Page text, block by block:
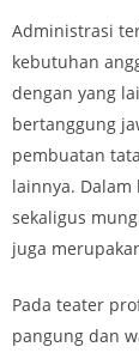
Administrasi
kebutuhan
dengan yang
bertanggung
pembuatan
lainnya. Dalam
sekaligus
juga
Pada teater
pangung dan